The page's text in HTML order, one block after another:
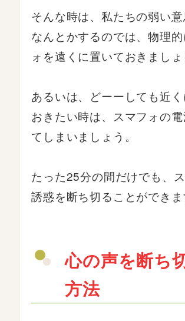
そんな時は、私たちの弱い
なんとかするのでは、物理
ォを遠くに置いておきましょ
あるいは、どーーしても近
おきたい時は、スマフォの
てしまいましょう。
たった25分の間だけでも、
誘惑を断ち切ることができま
心の声を断ち
方法